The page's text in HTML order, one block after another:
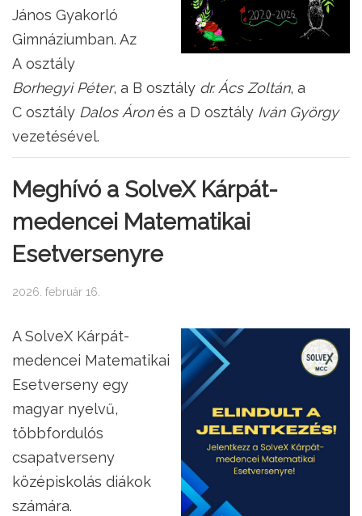
János Gyakorló
Gimnáziumban. Az
A osztály
Borhegyi Péter, a B osztály dr. Ács Zoltán, a
C osztály Dalos Áronés a D osztály Iván György
vezetésével.
Meghívó a SolveX Kárpát-
medencei Matematikai
Esetversenyre
2026. február 16.
A SolveX Kárpát-
medencei Matematikai
Esetverseny egy
magyar nyelvű,
többfordulós
csapatverseny
középiskolás diákok
számára.